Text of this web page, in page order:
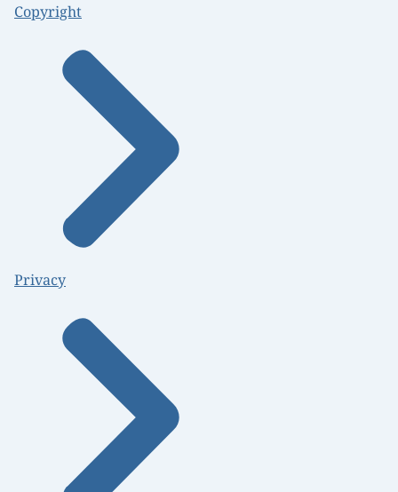
Copyright
Privacy